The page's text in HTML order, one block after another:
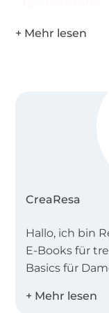
CreaResa
Hallo, ich bin
E-Books für
Basics für
Meine